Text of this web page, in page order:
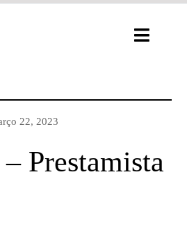
22, 2023
Prestamista